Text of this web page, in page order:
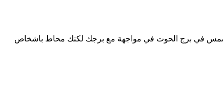
الشمس في برج الحوت في مواجهة مع برجك لكنك محاط باشخاص